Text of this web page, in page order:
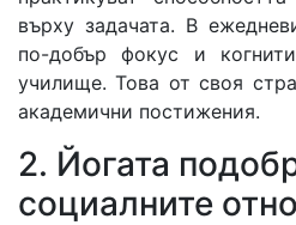
върху задачата. В
по-добър фокус и
училище. Това от своя
академични постижения.
2. Йогата
социалните